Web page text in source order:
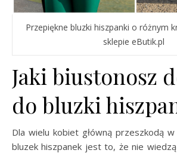
Przepiękne bluzki hiszpanki o różnym
sklepie eButik.pl
Jaki biustonosz
do bluzki
Dla wielu kobiet główną przeszkodą
bluzek hiszpanek jest to, że nie